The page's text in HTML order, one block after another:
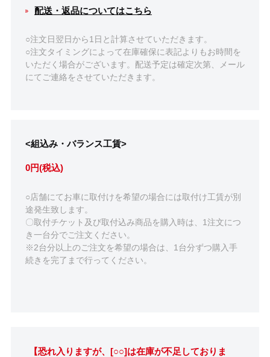
配送・返品についてはこちら
○注文日翌日から1日と計算させていただきます。
○注文タイミングによって在庫確保に表記よりもお時間を
いただく場合がございます。配送予定は確定次第、メール
にてご連絡をさせていただきます。
<組込み・バランス工賃>
0円(税込)
○店舗にてお車に取付けを希望の場合には取付け工賃が別
途発生致します。
〇取付チケット及び取付込み商品を購入時は、1注文につ
き一台分でご注文ください。
※2台分以上のご注文を希望の場合は、1台分ずつ購入手
続きを完了まで行ってください。
【恐れ入りますが、[○○]は在庫が不足しておりま